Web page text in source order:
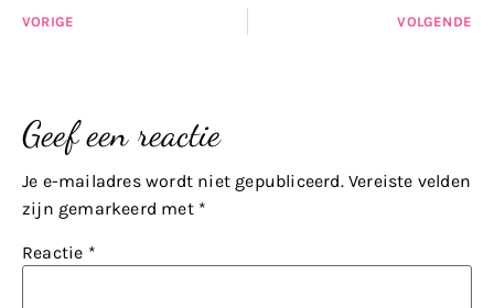
VORIGE VOLGENDE
Geef een reactie
Je e-mailadres wordt niet gepubliceerd. Vereiste velden
zijn gemarkeerd met *
Reactie *